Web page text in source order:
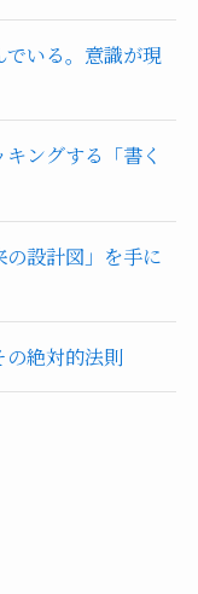
いる。意識が現
ングする「書く
設計図」を手に
の絶対的法則